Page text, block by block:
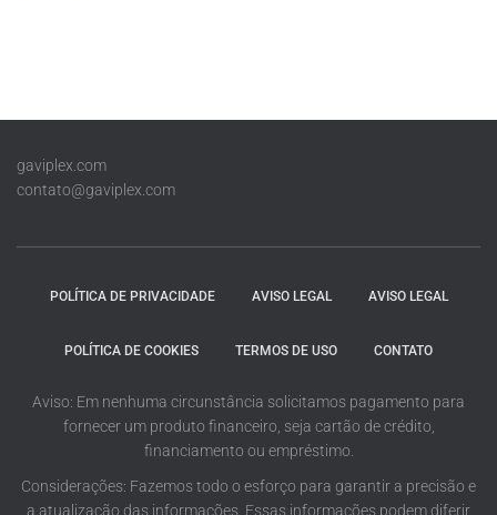
gaviplex.com
contato@gaviplex.com
POLÍTICA DE PRIVACIDADE AVISO LEGAL AVISO LEGAL
POLÍTICA DE COOKIES TERMOS DE USO CONTATO
Aviso: Em nenhuma circunstância solicitamos pagamento para
fornecer um produto financeiro, seja cartão de crédito,
financiamento ou empréstimo.
Considerações: Fazemos todo o esforço para garantir a precisão e
a atualização das informações. Essas informações podem diferir